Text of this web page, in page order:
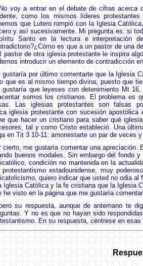
voy a entrar en el debate de cifras acerca
como los mismos líderes
que Lutero rompió con la Iglesia
y así sucesivamente. Mi pregunta es: si
Santo en la lectura e interpretación
es que a un pastor de una
pastor de otra iglesia protestante le inspira
introducir un elemento de contradicción
gustaría por último comentarte que la Iglesia
que es al mismo tiempo divina, puesto que
gustaría que leyeses con detenimiento Mt
somos los cristianos. El problema es
Las iglesias protestantes son falsas
iglesia protestante con sucesión
que hacer un cristiano para saber qué
tal y como Cristo estableció. Una
en Tit 3 10-11: amonestarte un par de veces
cierto, me gustaría comentar una
buenos modales. Sin embargo del fondo
condición no mantenida en la
protestantismo estadounidense, muy
quiero indicar que usted no odia
Iglesia Católica y la fe cristiana que la Iglesia
he visto en la página que me gustaría
su respuesta, aunque de antemano te
Y no es que no hayan sido
En su respuesta, céntrese en